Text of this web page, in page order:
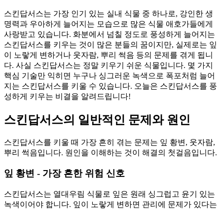
스킨답서스는 가장 인기 있는 실내 식물 중 하나로, 강인한 생
명력과 우아하게 늘어지는 모습으로 많은 식물 애호가들에게
사랑받고 있습니다. 화분에서 넘칠 정도로 풍성하게 늘어지는
스킨답서스를 키우는 것이 많은 분들의 꿈이지만, 실제로는 잎
이 노랗게 변하거나 웃자람, 뿌리 썩음 등의 문제를 겪게 됩니
다. 사실 스킨답서스는 정말 키우기 쉬운 식물입니다. 몇 가지
핵심 기술만 익히면 누구나 싱그러운 녹색으로 폭포처럼 늘어
지는 스킨답서스를 키울 수 있습니다. 오늘은 스킨답서스를 풍
성하게 키우는 비결을 알려드립니다!
스킨답서스의 일반적인 문제와 원인
스킨답서스를 키울 때 가장 흔히 겪는 문제는 잎 황변, 웃자람,
뿌리 썩음입니다. 원인을 이해하는 것이 해결의 첫걸음입니다.
잎 황변 - 가장 흔한 위험 신호
스킨답서스는 열대우림 식물로 잎은 원래 싱그럽고 윤기 있는
녹색이어야 합니다. 잎이 노랗게 변하면 관리에 문제가 있다는